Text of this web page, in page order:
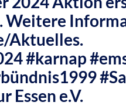
Aktuelles.
#karnap
Essen e.V.